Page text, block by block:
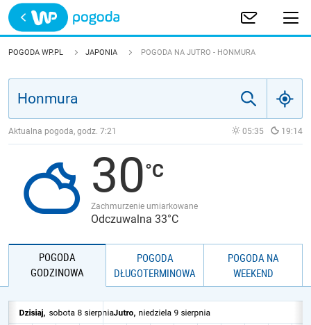
Trwa ładowanie
POLSKA
JAKOŚĆ POWIETRZA
POGODA WP.PL JAPONIA POGODA NA JUTRO - HONMURA
Aktualna pogoda, godz. 7:21 05:35 19:14
30
Zachmurzenie umiarkowane
Odczuwalna 33°C
POGODA
GODZINOWA
POGODA
DŁUGOTERMINOWA
POGODA NA
WEEKEND